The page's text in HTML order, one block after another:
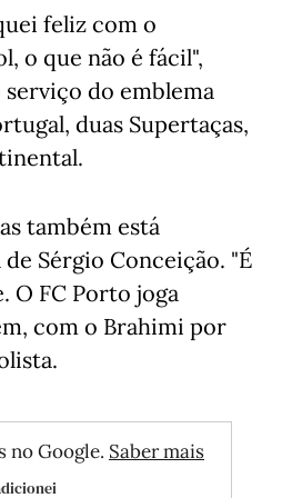
feliz com o
o que não é fácil",
do emblema
duas Supertaças,
também está
Sérgio Conceição. "É
O FC Porto joga
com o Brahimi por
no Google. Saber mais